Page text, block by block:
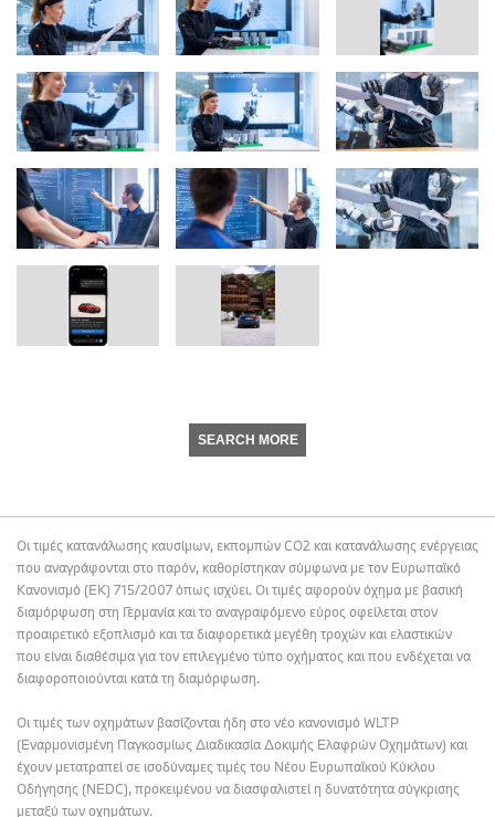
SEARCH MORE
Οι τιμές κατανάλωσης καυσίμων, εκπομπών CO2 και κατανάλωσης ενέργειας
που αναγράφονται στο παρόν, καθορίστηκαν σύμφωνα με τον Ευρωπαϊκό
Κανονισμό (ΕΚ) 715/2007 όπως ισχύει. Οι τιμές αφορούν όχημα με βασική
διαμόρφωση στη Γερμανία και το αναγραφόμενο εύρος οφείλεται στον
προαιρετικό εξοπλισμό και τα διαφορετικά μεγέθη τροχών και ελαστικών
που είναι διαθέσιμα για τον επιλεγμένο τύπο οχήματος και που ενδέχεται να
διαφοροποιούνται κατά τη διαμόρφωση.
Οι τιμές των οχημάτων βασίζονται ήδη στο νέο κανονισμό WLTP
(Εναρμονισμένη Παγκοσμίως Διαδικασία Δοκιμής Ελαφρών Οχημάτων) και
έχουν μετατραπεί σε ισοδύναμες τιμές του Νέου Ευρωπαϊκού Κύκλου
Οδήγησης (NEDC), προκειμένου να διασφαλιστεί η δυνατότητα σύγκρισης
μεταξύ των οχημάτων.